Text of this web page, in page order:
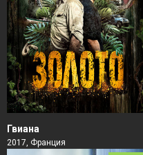
Гвиана
2017, Франция